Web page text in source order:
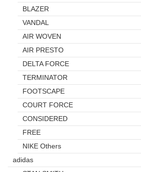
BLAZER
VANDAL
AIR WOVEN
AIR PRESTO
DELTA FORCE
TERMINATOR
FOOTSCAPE
COURT FORCE
CONSIDERED
FREE
NIKE Others
adidas